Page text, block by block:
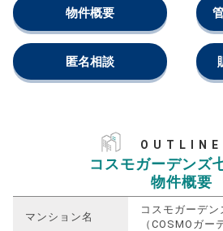
物件概要
匿名相談
OUTLINE
コスモガーデンズ
物件概要
マンション名
コスモガーデン
（COSMOガー